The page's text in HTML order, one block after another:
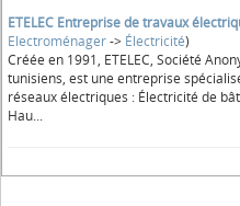
ETELEC Entreprise de travaux
Electroménager-> Électricité)
Créée en 1991, ETELEC, Société
tunisiens, est une entreprise
réseaux électriques : Électricité de
Hau...